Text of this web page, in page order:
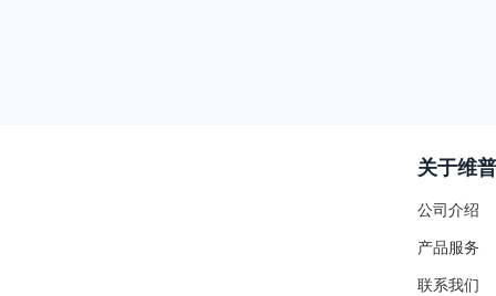
关于维普
公司介绍
产品服务
联系我们